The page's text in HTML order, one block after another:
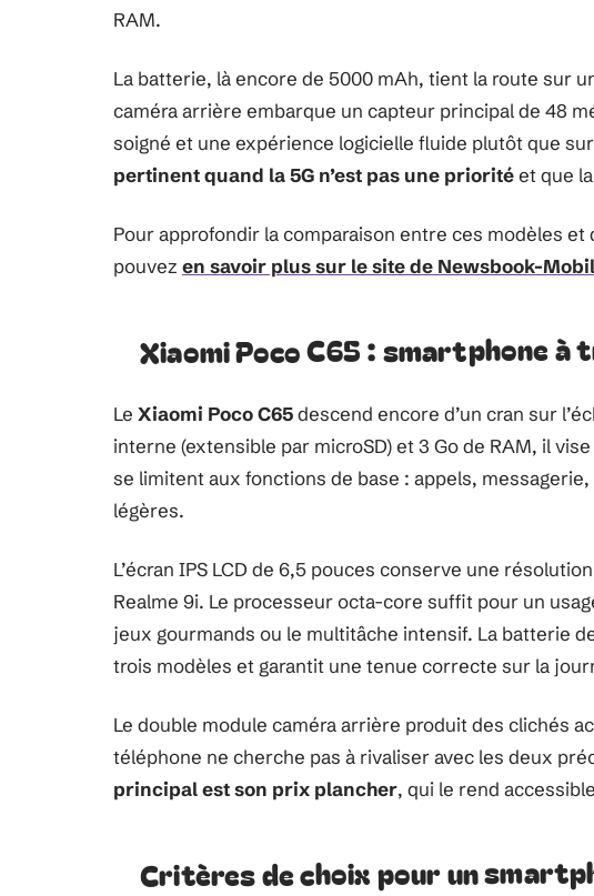
RAM.
La batterie, là encore de 5000 mAh, tient la route sur
caméra arrière embarque un capteur principal de 48
soigné et une expérience logicielle fluide plutôt que
pertinent quand la 5G n’est pas une prioritéet que
Pour approfondir la comparaison entre ces modèles
pouvez en savoir plus sur le site de Newsbook-
Xiaomi Poco C65 : smartphone
Le Xiaomi Poco C65descend encore d’un cran sur
interne (extensible par microSD) et 3 Go de RAM, il
se limitent aux fonctions de base : appels,
légères.
L’écran IPS LCD de 6,5 pouces conserve une
Realme 9i. Le processeur octa-core suffit pour un
jeux gourmands ou le multitâche intensif. La batterie
trois modèles et garantit une tenue correcte sur la
Le double module caméra arrière produit des clichés
téléphone ne cherche pas à rivaliser avec les deux
principal est son prix plancher, qui le rend
Critères de choix pour un